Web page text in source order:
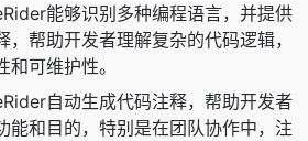
能够识别多种编程语言，并提供
，帮助开发者理解复杂的代码逻辑，
可维护性。
自动生成代码注释，帮助开发者
能和目的，特别是在团队协作中，注